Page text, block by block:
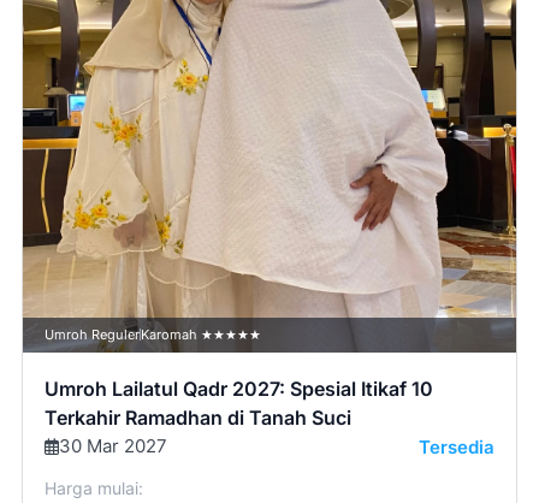
Umroh RegulerKaromah ★★★★★
Umroh Lailatul Qadr 2027: Spesial Itikaf 10
Terkahir Ramadhan di Tanah Suci
30 Mar 2027 Tersedia
Harga mulai: